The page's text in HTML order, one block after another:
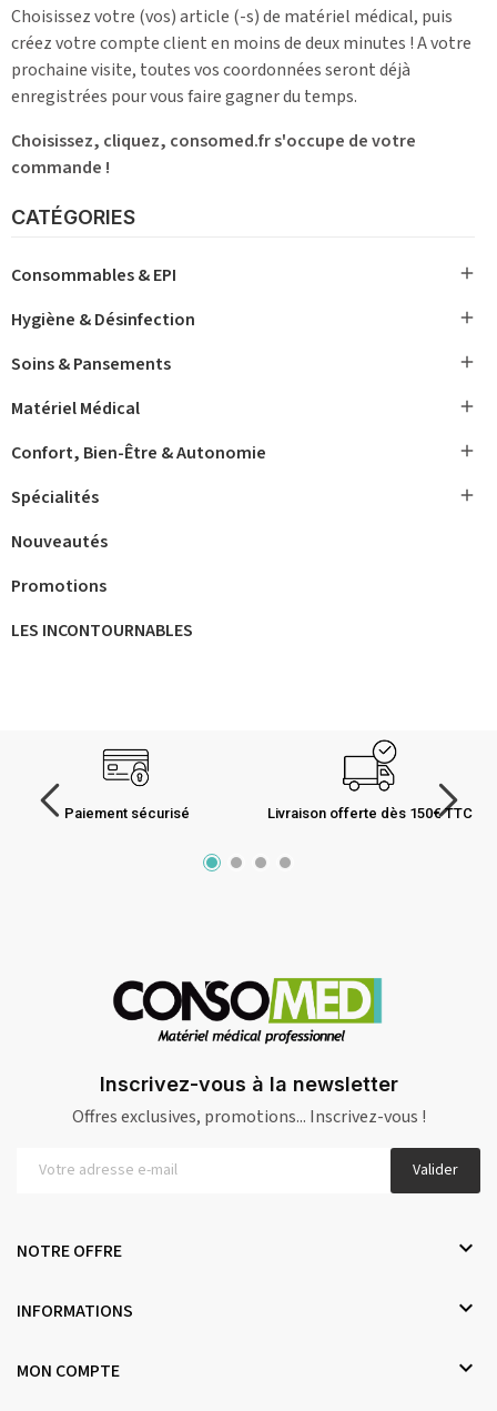
CATÉGORIES
Consommables & EPI 
Hygiène & Désinfection 
Soins & Pansements 
Matériel Médical 
Confort, Bien-Être & Autonomie 
Spécialités 
Nouveautés
Promotions
LES INCONTOURNABLES
Choisissez votre (vos) article (-s) de matériel médical, puis
créez votre compte client en moins de deux minutes ! A votre
prochaine visite, toutes vos coordonnées seront déjà
enregistrées pour vous faire gagner du temps.
Choisissez, cliquez, consomed.fr s'occupe de votre
commande !
Paiement sécurisé Livraison offerte dès 150€ TTC
Inscrivez-vous à la newsletter
Offres exclusives, promotions... Inscrivez-vous !
Valider
NOTRE OFFRE 
INFORMATIONS 
MON COMPTE 